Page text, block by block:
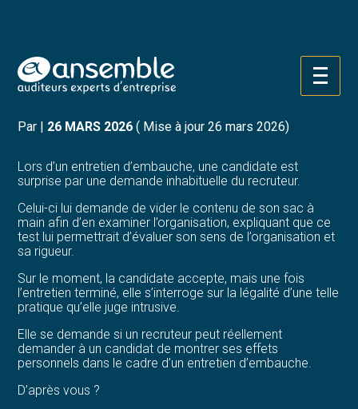
Aller
au
Gérer votre quotidien
Piloter votre entreprise
Développer votre entreprise
Construire votre patrimoine
Structurer votre croissance
Être prêt pour la facturation
électronique
Suivre votre comptabilité
Gérer vos ressources humaines
Dématérialiser vos documents
ENTRETIEN D’EMBAUCHE :
FAUT-IL VIDER SON SAC ?
Par | 26 MARS 2026 ( Mise à jour 26 mars 2026)
Lors d’un entretien d’embauche, une candidate est
surprise par une demande inhabituelle du recruteur.
Celui-ci lui demande de vider le contenu de son sac à
main afin d’en examiner l’organisation, expliquant que ce
test lui permettrait d’évaluer son sens de l’organisation et
sa rigueur.
Sur le moment, la candidate accepte, mais une fois
l’entretien terminé, elle s’interroge sur la légalité d’une telle
pratique qu’elle juge intrusive.
Elle se demande si un recruteur peut réellement
demander à un candidat de montrer ses effets
personnels dans le cadre d’un entretien d’embauche.
D’après vous ?